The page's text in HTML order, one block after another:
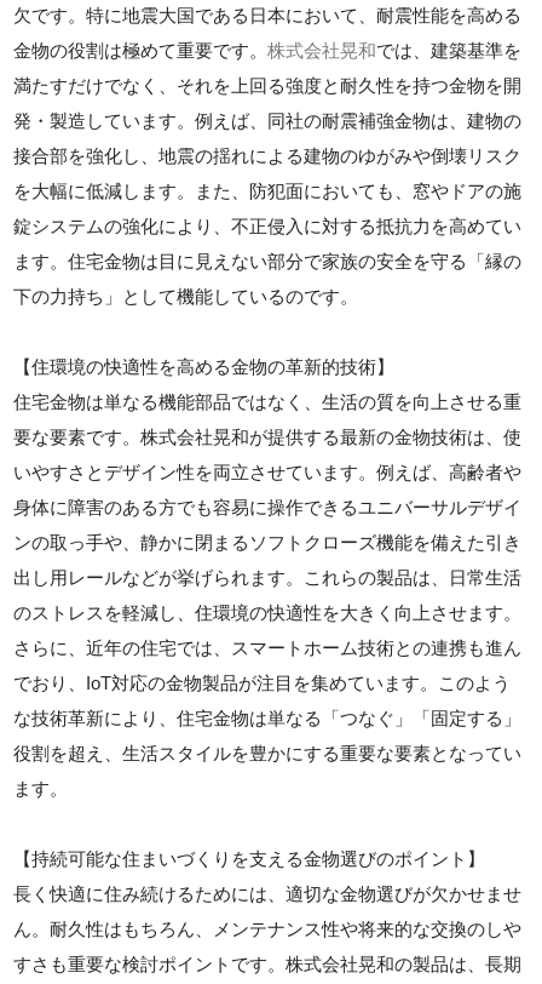
欠です。特に地震大国である日本において、耐震性能を高める
金物の役割は極めて重要です。株式会社晃和では、建築基準を
満たすだけでなく、それを上回る強度と耐久性を持つ金物を開
発・製造しています。例えば、同社の耐震補強金物は、建物の
接合部を強化し、地震の揺れによる建物のゆがみや倒壊リスク
を大幅に低減します。また、防犯面においても、窓やドアの施
錠システムの強化により、不正侵入に対する抵抗力を高めてい
ます。住宅金物は目に見えない部分で家族の安全を守る「縁の
下の力持ち」として機能しているのです。
【住環境の快適性を高める金物の革新的技術】
住宅金物は単なる機能部品ではなく、生活の質を向上させる重
要な要素です。株式会社晃和が提供する最新の金物技術は、使
いやすさとデザイン性を両立させています。例えば、高齢者や
身体に障害のある方でも容易に操作できるユニバーサルデザイ
ンの取っ手や、静かに閉まるソフトクローズ機能を備えた引き
出し用レールなどが挙げられます。これらの製品は、日常生活
のストレスを軽減し、住環境の快適性を大きく向上させます。
さらに、近年の住宅では、スマートホーム技術との連携も進ん
でおり、IoT対応の金物製品が注目を集めています。このよう
な技術革新により、住宅金物は単なる「つなぐ」「固定する」
役割を超え、生活スタイルを豊かにする重要な要素となってい
ます。
【持続可能な住まいづくりを支える金物選びのポイント】
長く快適に住み続けるためには、適切な金物選びが欠かせませ
ん。耐久性はもちろん、メンテナンス性や将来的な交換のしや
すさも重要な検討ポイントです。株式会社晃和の製品は、長期